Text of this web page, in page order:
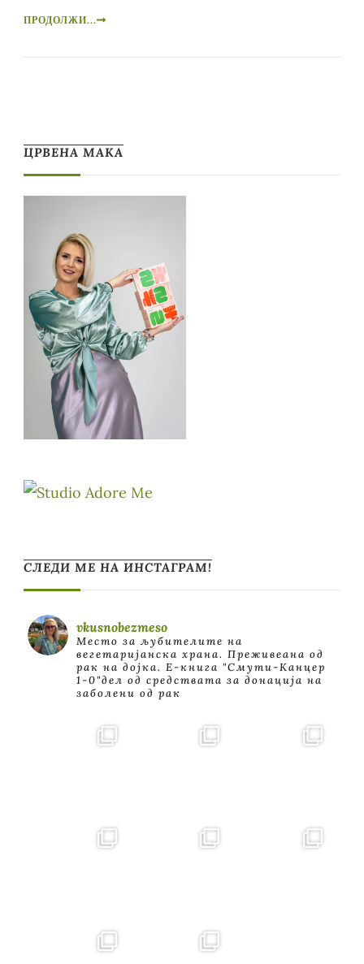
ПРОДОЛЖИ...
ЦРВЕНА МАКА
СЛЕДИ МЕ НА ИНСТАГРАМ!
vkusnobezmeso
Место за љубителите на
вегетаријанска храна. Преживеана од
рак на дојка. E-книга "Смути-Канцер
1-0"дел од средствата за донација на
заболени од рак